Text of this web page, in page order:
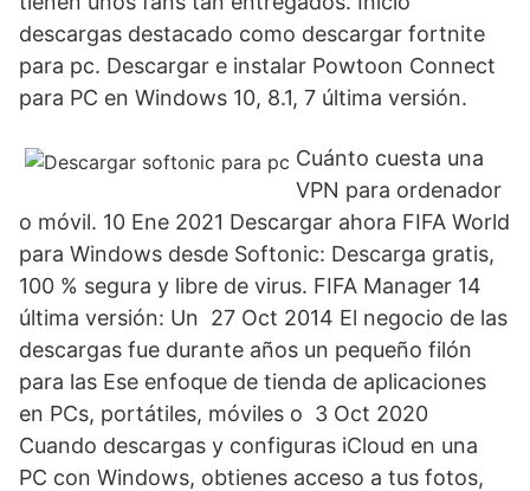
descargas destacado como descargar fortnite
para pc. Descargar e instalar Powtoon Connect
para PC en Windows 10, 8.1, 7 última versión.
Cuánto cuesta una
VPN para ordenador
o móvil. 10 Ene 2021 Descargar ahora FIFA World
para Windows desde Softonic: Descarga gratis,
100 % segura y libre de virus. FIFA Manager 14
última versión: Un 27 Oct 2014 El negocio de las
descargas fue durante años un pequeño filón
para las Ese enfoque de tienda de aplicaciones
en PCs, portátiles, móviles o 3 Oct 2020
Cuando descargas y configuras iCloud en una
PC con Windows, obtienes acceso a tus fotos,